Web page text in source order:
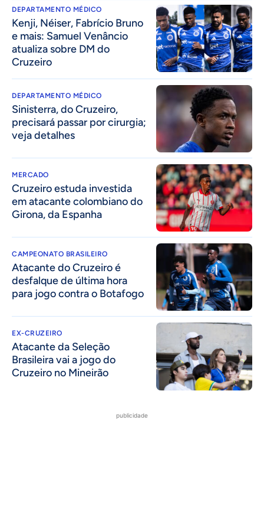
DEPARTAMENTO MÉDICO
Kenji, Néiser, Fabrício Bruno
e mais: Samuel Venâncio
atualiza sobre DM do
Cruzeiro
DEPARTAMENTO MÉDICO
Sinisterra, do Cruzeiro,
precisará passar por cirurgia;
veja detalhes
MERCADO
Cruzeiro estuda investida
em atacante colombiano do
Girona, da Espanha
CAMPEONATO BRASILEIRO
Atacante do Cruzeiro é
desfalque de última hora
para jogo contra o Botafogo
EX-CRUZEIRO
Atacante da Seleção
Brasileira vai a jogo do
Cruzeiro no Mineirão
publicidade